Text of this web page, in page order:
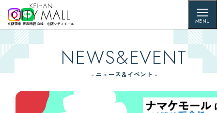
京阪電車 天満橋駅 直結 京阪シティモール MENU
NEWS&EVENT
- ニュース＆イベント -